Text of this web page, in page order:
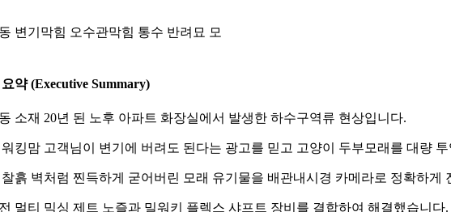
변기막힘 오수관막힘 통수 반려묘 모
약 (Executive Summary)
소재 20년 된 노후 아파트 화장실에서 발생한 하수구역류 현상입니다.
워킹맘 고객님이 변기에 버려도 된다는 광고를 믿고 고양이 두부모래를 대량
흙 벽처럼 찐득하게 굳어버린 모래 유기물을 배관내시경 카메라로 정확하게
멀티 믹싱 제트 노즐과 밀워키 플렉스 샤프트 장비를 결합하여 해결했습니다.